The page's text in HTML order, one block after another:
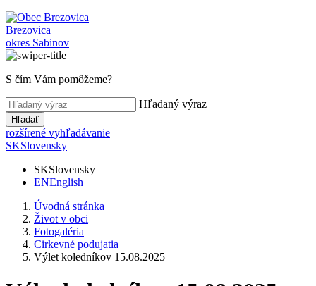
Brezovica
okres Sabinov
S čím Vám pomôžeme?
Hľadaný výraz
Hľadať
rozšírené vyhľadávanie
SKSlovensky
SKSlovensky
ENEnglish
Úvodná stránka
Život v obci
Fotogaléria
Cirkevné podujatia
Výlet koledníkov 15.08.2025